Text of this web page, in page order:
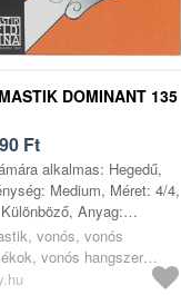
DOMINANT 135
Ft
alkalmas: Hegedű,
Medium, Méret: 4/4,
Anyag:
Húrok: 130, 131, 132,
helye: Ausztria
vonós, vonós
vonós hangszer
hegedűhúrok, teljes